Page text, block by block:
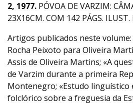
2, 1977. PÓVOA DE VARZIM:
23X16CM. COM 142 PÁGS. ILUST.
Artigos publicados neste volume:
Rocha Peixoto para Oliveira
Assis de Oliveira Martins; «A
de Varzim durante a primeira
Montenegro; «Estudo linguístico
folclórico sobre a freguesia da